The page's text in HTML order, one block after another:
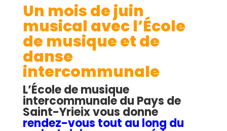
Un mois de juin
musical avec l’École
de musique et de
danse
intercommunale
L’École de musique
intercommunale du Pays de
Saint-Yrieix vous donne
rendez-vous tout au long du